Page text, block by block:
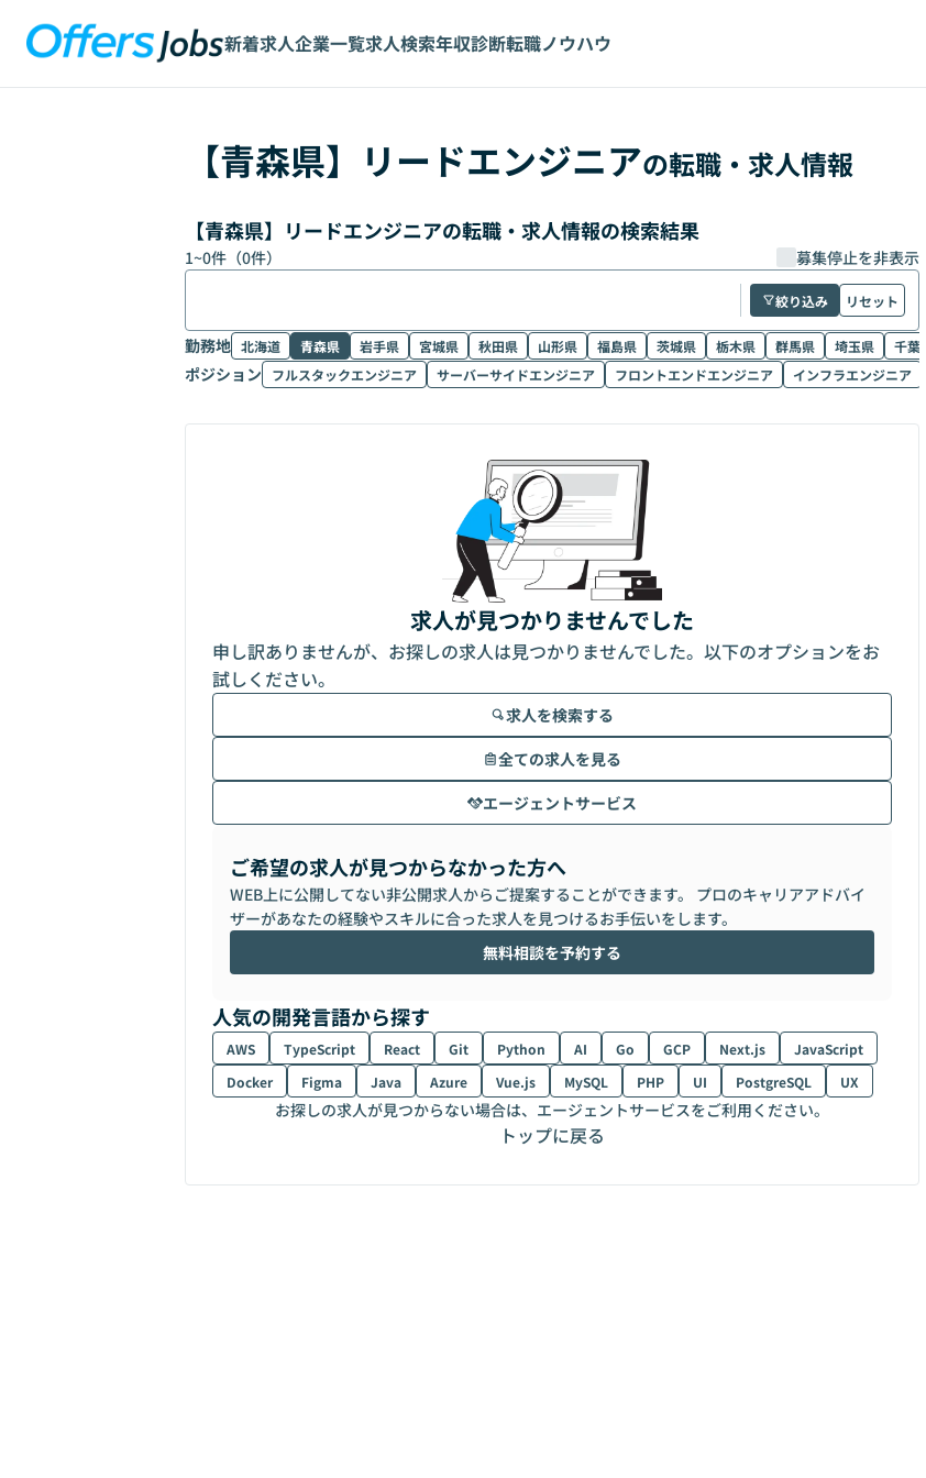
新着求人企業一覧求人検索年収診断転職ノウハウ
【青森県】 リードエンジニアの転職・求人情報
【青森県】リードエンジニアの転職・求人情報の検索結果
1~0件（0件） 募集停止を非表示
絞り込み リセット
勤務地 北海道 青森県 岩手県 宮城県 秋田県 山形県 福島県 茨城県 栃木県 群馬県 埼玉県 千葉県
ポジション フルスタックエンジニア サーバーサイドエンジニア フロントエンドエンジニア インフラエンジニア
求人が見つかりませんでした
申し訳ありませんが、お探しの求人は見つかりませんでした。以下のオプションをお
試しください。
求人を検索する
全ての求人を見る
エージェントサービス
ご希望の求人が見つからなかった方へ
WEB上に公開してない非公開求人からご提案することができます。 プロのキャリアアドバイ
ザーがあなたの経験やスキルに合った求人を見つけるお手伝いをします。
無料相談を予約する
人気の開発言語から探す
AWS TypeScript React Git Python AI Go GCP Next.js
JavaScript
Docker
Figma Java Azure Vue.js MySQL PHP UI PostgreSQL UX
お探しの求人が見つからない場合は、エージェントサービスをご利用ください。
トップに戻る